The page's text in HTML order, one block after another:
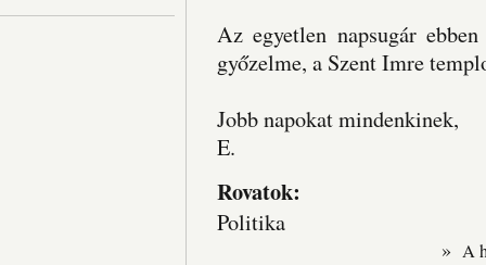
Az egyetlen napsugár
győzelme, a Szent Imre
Jobb napokat mindenkinek,
E.
Rovatok:
Politika
» A